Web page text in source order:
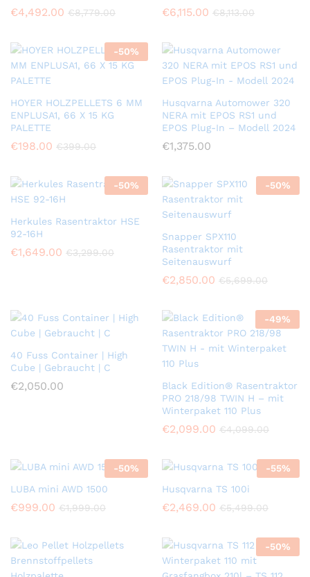
€4,492.00 €8,779.00 €6,115.00 €8,113.00
-50%
HOYER HOLZPELLETS 6 MM
ENPLUSA1, 66 X 15 KG
PALETTE
€198.00 €399.00
Husqvarna Automower 320
NERA mit EPOS RS1 und
EPOS Plug-In – Modell 2024
€1,375.00
-50%
Herkules Rasentraktor HSE
92-16H
€1,649.00 €3,299.00
-50%
Snapper SPX110
Rasentraktor mit
Seitenauswurf
€2,850.00 €5,699.00
40 Fuss Container | High
Cube | Gebraucht | C
€2,050.00
-49%
Black Edition® Rasentraktor
PRO 218/98 TWIN H – mit
Winterpaket 110 Plus
€2,099.00 €4,099.00
-50%
LUBA mini AWD 1500
€999.00 €1,999.00
-55%
Husqvarna TS 100i
€2,469.00 €5,499.00
-50%